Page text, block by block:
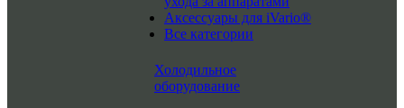
Аксессуары для iVario®
Все категории
Холодильное
оборудование